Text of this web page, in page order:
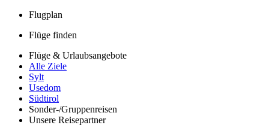
Flugplan
Flüge finden
Flüge & Urlaubsangebote
Alle Ziele
Sylt
Usedom
Südtirol
Sonder-/Gruppenreisen
Unsere Reisepartner